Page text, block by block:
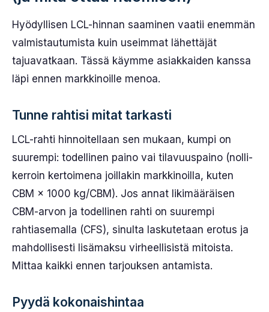
Hyödyllisen LCL-hinnan saaminen vaatii enemmän
valmistautumista kuin useimmat lähettäjät
tajuavatkaan. Tässä käymme asiakkaiden kanssa
läpi ennen markkinoille menoa.
Tunne rahtisi mitat tarkasti
LCL-rahti hinnoitellaan sen mukaan, kumpi on
suurempi: todellinen paino vai tilavuuspaino (nolli-
kerroin kertoimena joillakin markkinoilla, kuten
CBM × 1000 kg/CBM). Jos annat likimääräisen
CBM-arvon ja todellinen rahti on suurempi
rahtiasemalla (CFS), sinulta laskutetaan erotus ja
mahdollisesti lisämaksu virheellisistä mitoista.
Mittaa kaikki ennen tarjouksen antamista.
Pyydä kokonaishintaa